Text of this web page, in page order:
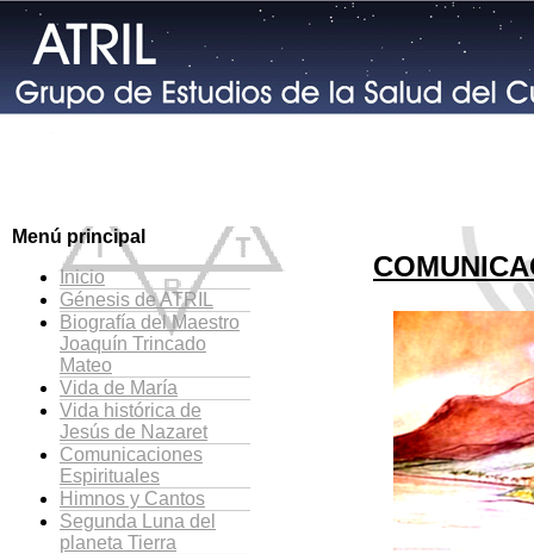
Menú principal
Inicio
Génesis de ATRIL
Biografía del Maestro
Joaquín Trincado
Mateo
Vida de María
Vida histórica de
Jesús de Nazaret
Comunicaciones
Espirituales
Himnos y Cantos
Segunda Luna del
planeta Tierra